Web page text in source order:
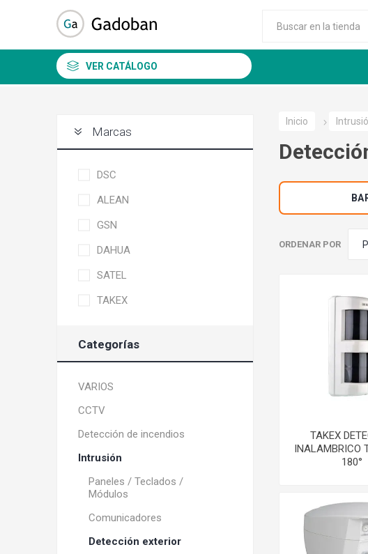
VER CATÁLOGO
Inicio
ORDENAR POR
TAKEX
INALAMBRICO
180°
Marcas
DSC
ALEAN
GSN
DAHUA
SATEL
TAKEX
Categorías
VARIOS
CCTV
Detección de incendios
Intrusión
Paneles / Teclados /
Módulos
Comunicadores
Detección exterior